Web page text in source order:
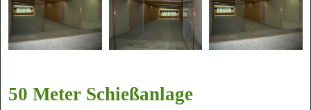
50 Meter Schießanlage